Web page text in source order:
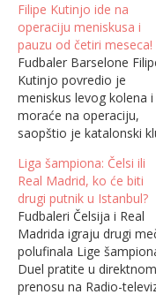
Filipe Kutinjo ide na
operaciju meniskusa i
pauzu od četiri meseca!
Fudbaler Barselone
Kutinjo povredio je
meniskus levog kolena i
moraće na operaciju,
saopštio je katalonski
utakmici protiv Eibara, a
kako prenose španski
mediji, mogao bi da
pauzira četiri meseca.
Brazilac Kutinjo je
povređen tokom
nadoknade poslednjeg
prvenstvenog meča u
Liga šampiona: Čelsi ili
Real Madrid, ko će biti
drugi putnik u Istanbul?
Fudbaleri Čelsija i Real
Madrida igraju drugi
polufinala Lige
Duel pratite u direktnom
prenosu na Radio-